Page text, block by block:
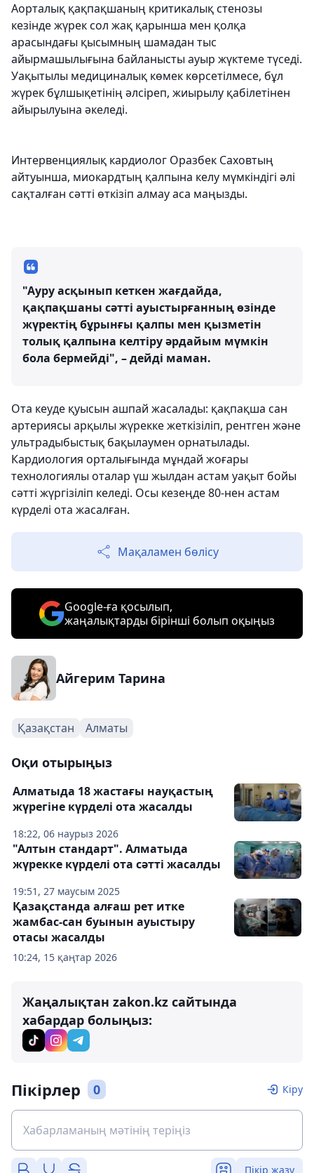
Аорталық қақпақшаның критикалық стенозы
кезінде жүрек сол жақ қарынша мен қолқа
арасындағы қысымның шамадан тыс
айырмашылығына байланысты ауыр жүктеме түседі.
Уақытылы медициналық көмек көрсетілмесе, бұл
жүрек бұлшықетінің әлсіреп, жиырылу қабілетінен
айырылуына әкеледі.
Интервенциялық кардиолог Оразбек Саховтың
айтуынша, миокардтың қалпына келу мүмкіндігі әлі
сақталған сәтті өткізіп алмау аса маңызды.
"Ауру асқынып кеткен жағдайда,
қақпақшаны сәтті ауыстырғанның өзінде
жүректің бұрынғы қалпы мен қызметін
толық қалпына келтіру әрдайым мүмкін
бола бермейді", – дейді маман.
Ота кеуде қуысын ашпай жасалады: қақпақша сан
артериясы арқылы жүрекке жеткізіліп, рентген және
ультрадыбыстық бақылаумен орнатылады.
Кардиология орталығында мұндай жоғары
технологиялы оталар үш жылдан астам уақыт бойы
сәтті жүргізіліп келеді. Осы кезеңде 80-нен астам
күрделі ота жасалған.
Мақаламен бөлісу
Google-ға қосылып,
жаңалықтарды бірінші болып оқыңыз
Айгерим Тарина
Қазақстан Алматы
Оқи отырыңыз
18:22, 06 наурыз 2026
Алматыда 18 жастағы науқастың
жүрегіне күрделі ота жасалды
19:51, 27 маусым 2025
"Алтын стандарт". Алматыда
жүрекке күрделі ота сәтті жасалды
10:24, 15 қаңтар 2026
Қазақстанда алғаш рет итке
жамбас-сан буынын ауыстыру
отасы жасалды
Жаңалықтан zakon.kz сайтында
хабардар болыңыз:
Пікірлер 0 Кіру
Пікір жазу